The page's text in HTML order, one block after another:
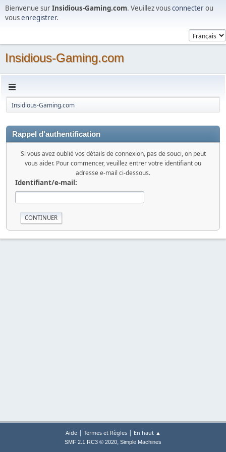
Bienvenue surInsidious-Gaming.com. Veuillez vousconnecterou
vousenregistrer.
Insidious-Gaming.com
Insidious-Gaming.com
Rappel d'authentification
Si vous avez oublié vos détails de connexion, pas de souci, on peut
vous aider. Pour commencer, veuillez entrer votre identifiant ou
adresse e-mail ci-dessous.
Identifiant/e-mail:
Aide| Termes et Règles| En haut ▲
SMF 2.1 RC3 © 2020, Simple Machines